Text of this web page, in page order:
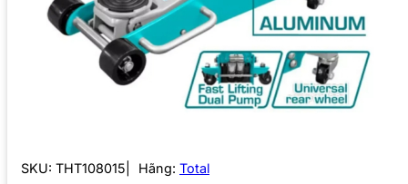
SKU: THT108015 Hãng: Total